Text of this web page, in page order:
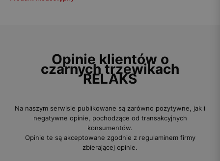
Opinie klientów o
czarnych trzewikach
RELAKS
Na naszym serwisie publikowane są zarówno pozytywne, jak i
negatywne opinie, pochodzące od transakcyjnych
konsumentów.
Opinie te są akceptowane zgodnie z regulaminem firmy
zbierającej opinie.